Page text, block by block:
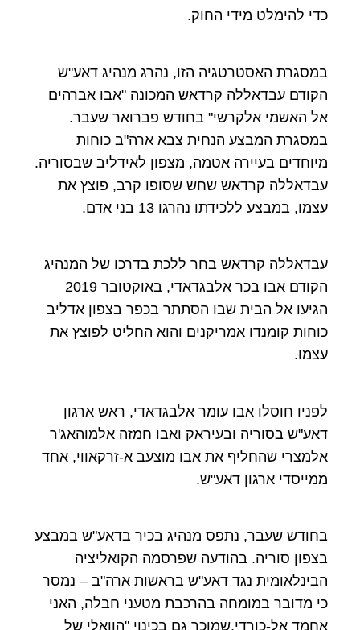
כדי להימלט מידי החוק.
במסגרת האסטרטגיה הזו, נהרג מנהיג דאע"ש
הקודם עבדאללה קרדאש המכונה "אבו אברהים
אל האשמי אלקרשי" בחודש פברואר שעבר.
במסגרת המבצע הנחית צבא ארה"ב כוחות
מיוחדים בעיירה אטמה, מצפון לאידליב שבסוריה.
עבדאללה קרדאש שחש שסופו קרב, פוצץ את
עצמו, במבצע ללכידתו נהרגו 13 בני אדם.
עבדאללה קרדאש בחר ללכת בדרכו של המנהיג
הקודם אבו בכר אלבגדאדי, באוקטובר 2019
הגיעו אל הבית שבו הסתתר בכפר בצפון אדליב
כוחות קומנדו אמריקנים והוא החליט לפוצץ את
עצמו.
לפניו חוסלו אבו עומר אלבגדאדי, ראש ארגון
דאע"ש בסוריה ובעיראק ואבו חמזה אלמוהאג'ר
אלמצרי שהחליף את אבו מוצעב א-זרקאווי, אחד
ממייסדי ארגון דאע"ש.
בחודש שעבר, נתפס מנהיג בכיר בדאע"ש במבצע
בצפון סוריה. בהודעה שפרסמה הקואליציה
הבינלאומית נגד דאע"ש בראשות ארה"ב – נמסר
כי מדובר במומחה בהרכבת מטעני חבלה, האני
אחמד אל-כורדי,שמוכר גם בכינוי "הוואלי של